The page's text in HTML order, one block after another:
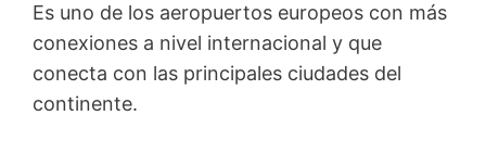
Es uno de los aeropuertos europeos con más
conexiones a nivel internacional y que
conecta con las principales ciudades del
continente.